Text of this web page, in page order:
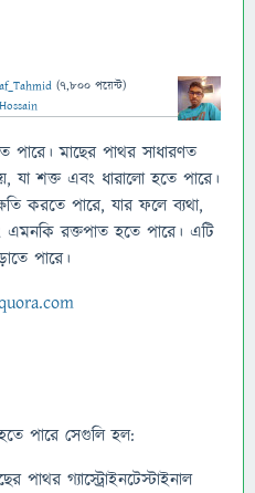
(7,800 পয়েন্ট)
পারে। মাছের পাথর সাধারণত
যা শক্ত এবং ধারালো হতে পারে।
ক্ষতি করতে পারে, যার ফলে ব্যথা,
এমনকি রক্তপাত হতে পারে। এটি
পারে।
পারে সেগুলি হল:
পাথর গ্যাস্ট্রোইনটেস্টাইনাল